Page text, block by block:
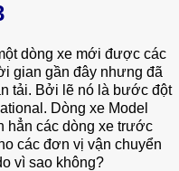
dòng xe mới được các
gian gần đây nhưng đã
tải. Bởi lẽ nó là bước đột
Dòng xe Model
hẳn các dòng xe trước
các đơn vị vận chuyển
vì sao không?